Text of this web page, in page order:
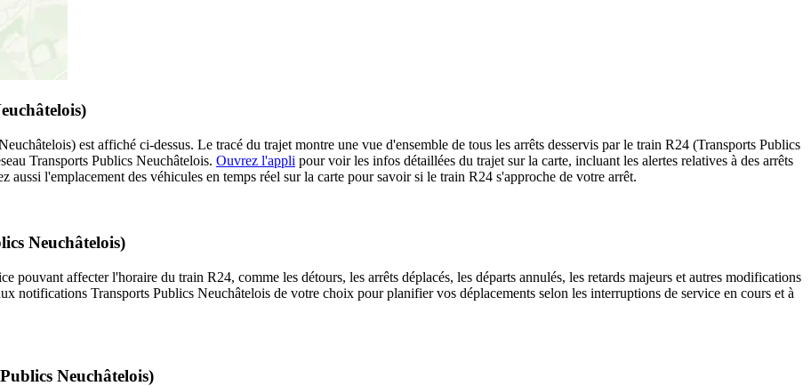
est affiché ci-dessus. Le tracé du trajet montre une vue d'ensemble de tous les arrêts desservis par le train R24 (Transports Publics
Transports Publics Neuchâtelois. Ouvrez l'appli pour voir les infos détaillées du trajet sur la carte, incluant les alertes relatives à des arrêts
aussi l'emplacement des véhicules en temps réel sur la carte pour savoir si le train R24 s'approche de votre arrêt.
Neuchâtelois)
pouvant affecter l'horaire du train R24, comme les détours, les arrêts déplacés, les départs annulés, les retards majeurs et autres modifications
notifications Transports Publics Neuchâtelois de votre choix pour planifier vos déplacements selon les interruptions de service en cours et à
Neuchâtelois)